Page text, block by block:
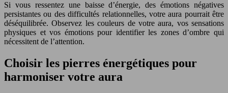
Si vous ressentez une baisse d’énergie, des émotions négatives
persistantes ou des difficultés relationnelles, votre aura pourrait être
déséquilibrée. Observez les couleurs de votre aura, vos sensations
physiques et vos émotions pour identifier les zones d’ombre qui
nécessitent de l’attention.
Choisir les pierres énergétiques pour
harmoniser votre aura